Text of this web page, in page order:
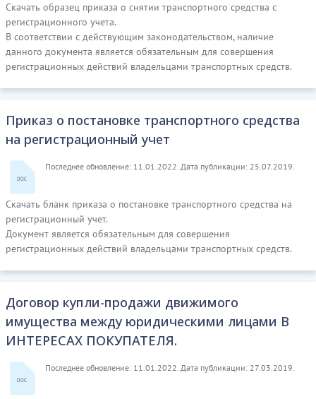
Скачать образец приказа о снятии транспортного средства с
регистрационного учета.
В соответствии с действующим законодательством, наличие
данного документа является обязательным для совершения
регистрационных действий владельцами транспортных средств.
Приказ о постановке транспортного средства
на регистрационный учет
Последнее обновление: 11.01.2022. Дата публикации: 25.07.2019.
Скачать бланк приказа о постановке транспортного средства на
регистрационный учет.
Документ является обязательным для совершения
регистрационных действий владельцами транспортных средств.
Договор купли-продажи движимого
имущества между юридическими лицами В
ИНТЕРЕСАХ ПОКУПАТЕЛЯ.
Последнее обновление: 11.01.2022. Дата публикации: 27.03.2019.